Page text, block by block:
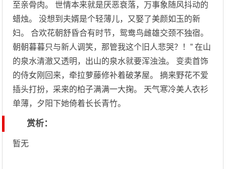
至亲骨肉。 世情本来就是厌恶衰落，万事象随风抖动的
蜡烛。 没想到夫婿是个轻薄儿，又娶了美颜如玉的新
妇。 合欢花朝舒昏合有时节，鸳鸯鸟雌雄交颈不独宿。
朝朝暮暮只与新人调笑，那管我这个旧人悲哭？！” 在山
的泉水清澈又透明，出山的泉水就要浑浊浊。 变卖首饰
的侍女刚回来，牵拉萝藤修补着破茅屋。 摘来野花不爱
插头打扮，采来的柏子满满一大掬。 天气寒冷美人衣衫
单薄，夕阳下她倚着长长青竹。
赏析：
暂无